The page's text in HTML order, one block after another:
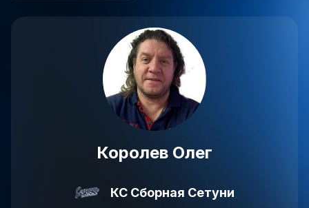
Королев Олег
КС Сборная Сетуни